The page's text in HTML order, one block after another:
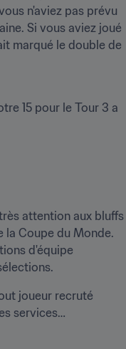
n'aviez pas prévu
Si vous aviez joué
marqué le double de
15 pour le Tour 3 a
attention aux bluffs
la Coupe du Monde.
d'équipe
joueur recruté
services…